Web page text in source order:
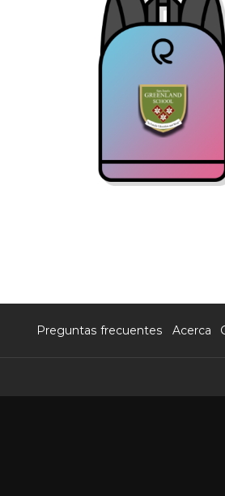
Preguntas frecuentes Acerca